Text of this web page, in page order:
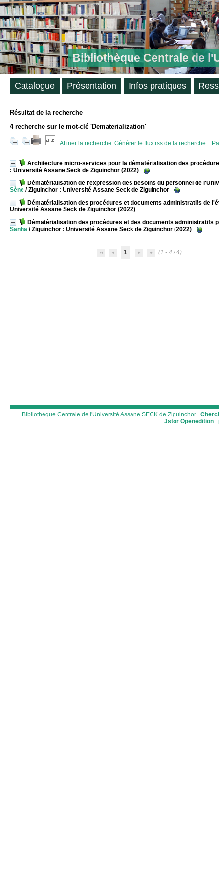
Bibliothèque Centrale de
Résultat de la recherche
4recherche sur le mot-clé 'Dematerialization'
Affiner la recherche Générer le flux rss de la recherche
Architecture micro-services pour la dématérialisation des
: Université Assane Seck de Ziguinchor (2022)
Dématérialisation de l'expression des besoins du personnel de
Sène / Ziguinchor : Université Assane Seck de Ziguinchor
Dématérialisation des procédures et documents administratifs de
Université Assane Seck de Ziguinchor (2022)
Dématérialisation des procédures et des documents administratifs
Sanha / Ziguinchor : Université Assane Seck de Ziguinchor (2022)
1 (1 - 4 / 4)
Bibliothèque Centrale de l'Université Assane SECK de Ziguinchor
Jstor Openedition
Catalogue Présentation Infos pratiques